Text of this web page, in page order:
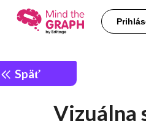
Späť
Vizuálna